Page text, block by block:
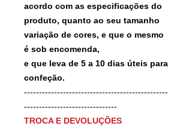
acordo com as especificações do
produto, quanto ao seu tamanho
variação de cores, e que o mesmo
é sob encomenda,
e que leva de 5 a 10 dias úteis para
confeção.
------------------------------------------------
-------------------------------
TROCA E DEVOLUÇÕES